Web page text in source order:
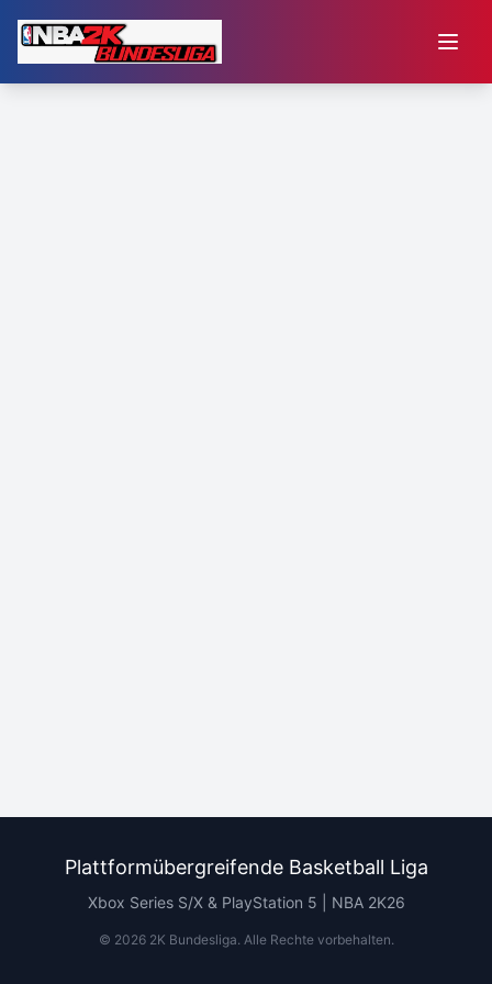
Plattformübergreifende Basketball Liga
Xbox Series S/X & PlayStation 5 | NBA 2K26
© 20262K Bundesliga. Alle Rechte vorbehalten.